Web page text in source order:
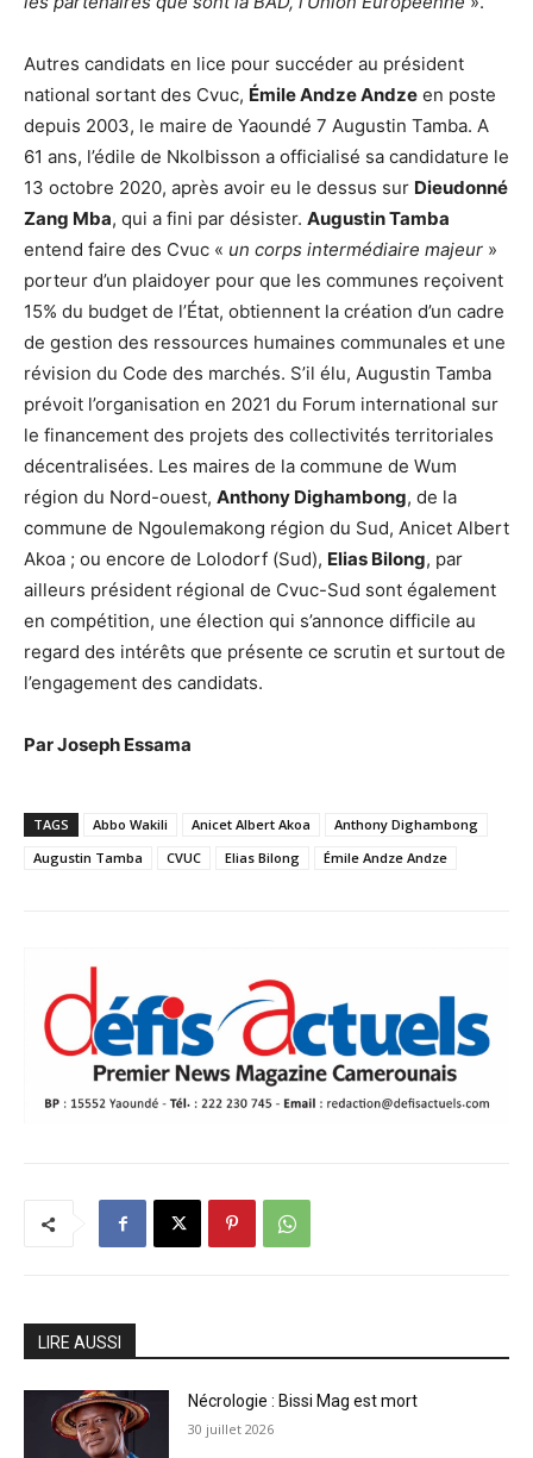
Autres candidats en lice pour succéder au président
national sortant des Cvuc, Émile Andze Andze en poste
depuis 2003, le maire de Yaoundé 7 Augustin Tamba. A
61 ans, l’édile de Nkolbisson a officialisé sa candidature le
13 octobre 2020, après avoir eu le dessus sur Dieudonné
Zang Mba, qui a fini par désister. Augustin Tamba
entend faire des Cvuc « un corps intermédiaire majeur »
porteur d’un plaidoyer pour que les communes reçoivent
15% du budget de l’État, obtiennent la création d’un cadre
de gestion des ressources humaines communales et une
révision du Code des marchés. S’il élu, Augustin Tamba
prévoit l’organisation en 2021 du Forum international sur
le financement des projets des collectivités territoriales
décentralisées. Les maires de la commune de Wum
région du Nord-ouest, Anthony Dighambong, de la
commune de Ngoulemakong région du Sud, Anicet Albert
Akoa ; ou encore de Lolodorf (Sud), Elias Bilong, par
ailleurs président régional de Cvuc-Sud sont également
en compétition, une élection qui s’annonce difficile au
regard des intérêts que présente ce scrutin et surtout de
l’engagement des candidats.
Par Joseph Essama
TAGS Abbo Wakili Anicet Albert Akoa
Anthony Dighambong
Augustin Tamba
CVUC Elias Bilong Émile Andze Andze
LIRE AUSSI
Nécrologie : Bissi Mag est mort
30 juillet 2026